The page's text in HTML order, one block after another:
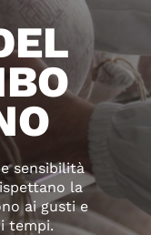
sensibilità
la
ai gusti e
tempi.